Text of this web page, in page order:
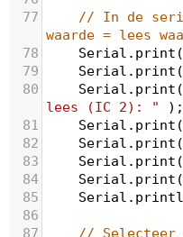
77
// In de
waarde = lees
78
Serial . print (
79
Serial . print (
80
Serial . print (
lees (IC 2): "
);
81
Serial . print (
82
Serial . print (
83
Serial . print (
84
Serial . print (
85
Serial .
86
87